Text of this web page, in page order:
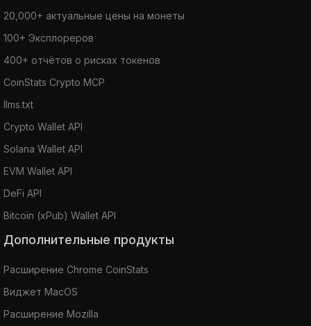
20,000+ актуальные цены на монеты
100+ Эксплореров
400+ отчётов о рисках токенов
CoinStats Crypto MCP
llms.txt
Crypto Wallet API
Solana Wallet API
EVM Wallet API
DeFi API
Bitcoin (xPub) Wallet API
Дополнительные продукты
Расширение Chrome CoinStats
Виджет MacOS
Расширение Mozilla